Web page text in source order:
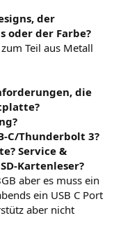
der
oder der Farbe?
Teil aus Metall
die
C/Thunderbolt 3?
Service &
Kartenleser?
aber es muss ein
ein USB C Port
aber nicht